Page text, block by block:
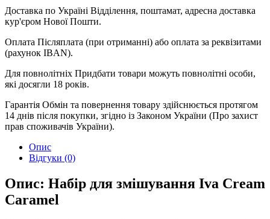
Доставка по Україні Відділення, поштамат, адресна доставка
кур'єром Нової Пошти.
Оплата Післяплата (при отриманні) або оплата за реквізитами
(рахунок IBAN).
Для повнолітніх Придбати товари можуть повнолітні особи,
які досягли 18 років.
Гарантія Обмін та повернення товару здійснюється протягом
14 днів після покупки, згідно із Законом України (Про захист
прав споживачів України).
Опис
Відгуки (0)
Опис: Набір для змішування Iva Cream
Caramel